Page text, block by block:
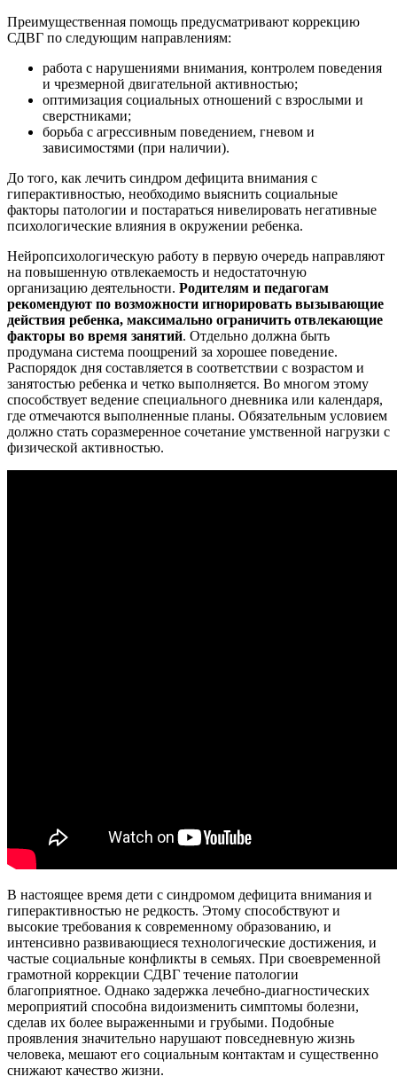
Преимущественная помощь предусматривают коррекцию
СДВГ по следующим направлениям:
работа с нарушениями внимания, контролем поведения
и чрезмерной двигательной активностью;
оптимизация социальных отношений с взрослыми и
сверстниками;
борьба с агрессивным поведением, гневом и
зависимостями (при наличии).
До того, как лечить синдром дефицита внимания с
гиперактивностью, необходимо выяснить социальные
факторы патологии и постараться нивелировать негативные
психологические влияния в окружении ребенка.
Нейропсихологическую работу в первую очередь направляют
на повышенную отвлекаемость и недостаточную
организацию деятельности. Родителям и педагогам
рекомендуют по возможности игнорировать вызывающие
действия ребенка, максимально ограничить отвлекающие
факторы во время занятий. Отдельно должна быть
продумана система поощрений за хорошее поведение.
Распорядок дня составляется в соответствии с возрастом и
занятостью ребенка и четко выполняется. Во многом этому
способствует ведение специального дневника или календаря,
где отмечаются выполненные планы. Обязательным условием
должно стать соразмеренное сочетание умственной нагрузки с
физической активностью.
В настоящее время дети с синдромом дефицита внимания и
гиперактивностью не редкость. Этому способствуют и
высокие требования к современному образованию, и
интенсивно развивающиеся технологические достижения, и
частые социальные конфликты в семьях. При своевременной
грамотной коррекции СДВГ течение патологии
благоприятное. Однако задержка лечебно-диагностических
мероприятий способна видоизменить симптомы болезни,
сделав их более выраженными и грубыми. Подобные
проявления значительно нарушают повседневную жизнь
человека, мешают его социальным контактам и существенно
снижают качество жизни.